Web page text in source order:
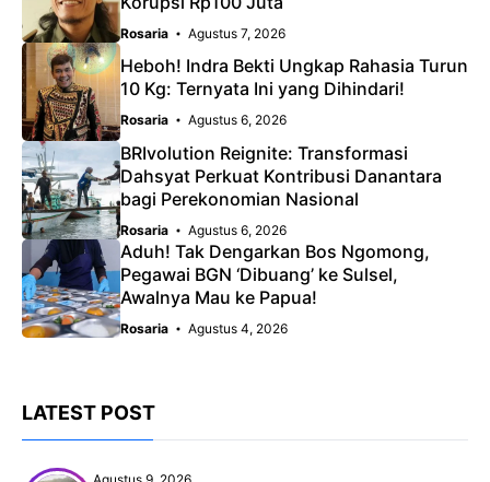
Rosaria Agustus 7, 2026
Heboh! Indra Bekti Ungkap Rahasia Turun
10 Kg: Ternyata Ini yang Dihindari!
Rosaria Agustus 6, 2026
BRIvolution Reignite: Transformasi
Dahsyat Perkuat Kontribusi Danantara
bagi Perekonomian Nasional
Rosaria Agustus 6, 2026
Aduh! Tak Dengarkan Bos Ngomong,
Pegawai BGN ‘Dibuang’ ke Sulsel,
Awalnya Mau ke Papua!
Rosaria Agustus 4, 2026
LATEST POST